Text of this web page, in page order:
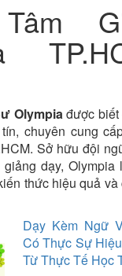
Tâm
Olympiađược biết
chuyên cung
Sở hữu đội
dạy,
thức hiệu quả
Dạy Kèm Ngữ
Có Thực Sự
Từ Thực Tế Học